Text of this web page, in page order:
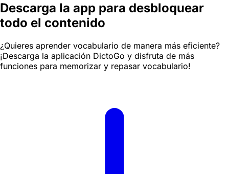
Descarga la app para desbloquear
todo el contenido
¿Quieres aprender vocabulario de manera más eficiente?
¡Descarga la aplicación DictoGo y disfruta de más
funciones para memorizar y repasar vocabulario!